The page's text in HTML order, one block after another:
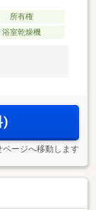
所有権
浴室乾燥機
)
ページへ移動します